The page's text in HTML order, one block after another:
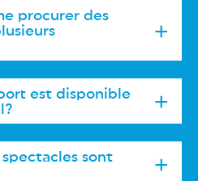
procurer des
est disponible
sont